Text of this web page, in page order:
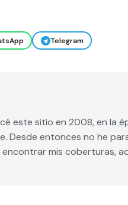
Telegram
este sitio en 2008, en la
Desde entonces no he
encontrar mis coberturas,